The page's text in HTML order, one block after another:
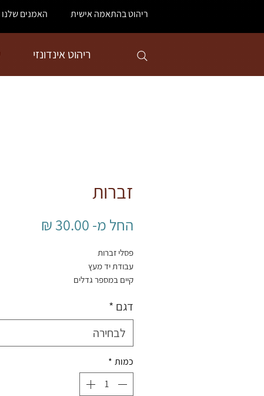
ריהוט בהתאמה אישית האמנים שלנו
ריהוט אינדונזי
זברות
החל מ- 30.00 ₪
פסלי זברות
עבודת יד מעץ
קיים במספר גדלים
דגם *
לבחירה
כמות *